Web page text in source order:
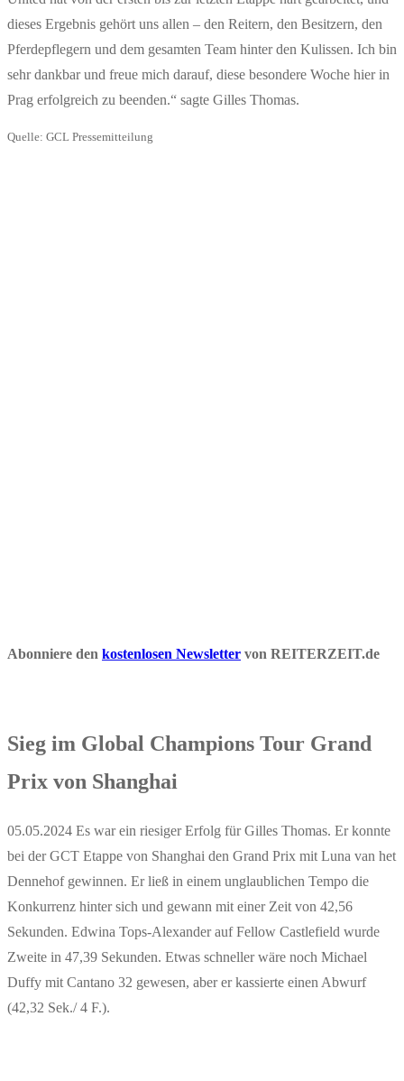
dieses Ergebnis gehört uns allen – den Reitern, den Besitzern, den
Pferdepflegern und dem gesamten Team hinter den Kulissen. Ich bin
sehr dankbar und freue mich darauf, diese besondere Woche hier in
Prag erfolgreich zu beenden.“ sagte Gilles Thomas.
Quelle: GCL Pressemitteilung
Abonniere den kostenlosen Newsletter von REITERZEIT.de
Sieg im Global Champions Tour Grand
Prix von Shanghai
05.05.2024 Es war ein riesiger Erfolg für Gilles Thomas. Er konnte
bei der GCT Etappe von Shanghai den Grand Prix mit Luna van het
Dennehof gewinnen. Er ließ in einem unglaublichen Tempo die
Konkurrenz hinter sich und gewann mit einer Zeit von 42,56
Sekunden. Edwina Tops-Alexander auf Fellow Castlefield wurde
Zweite in 47,39 Sekunden. Etwas schneller wäre noch Michael
Duffy mit Cantano 32 gewesen, aber er kassierte einen Abwurf
(42,32 Sek./ 4 F.).